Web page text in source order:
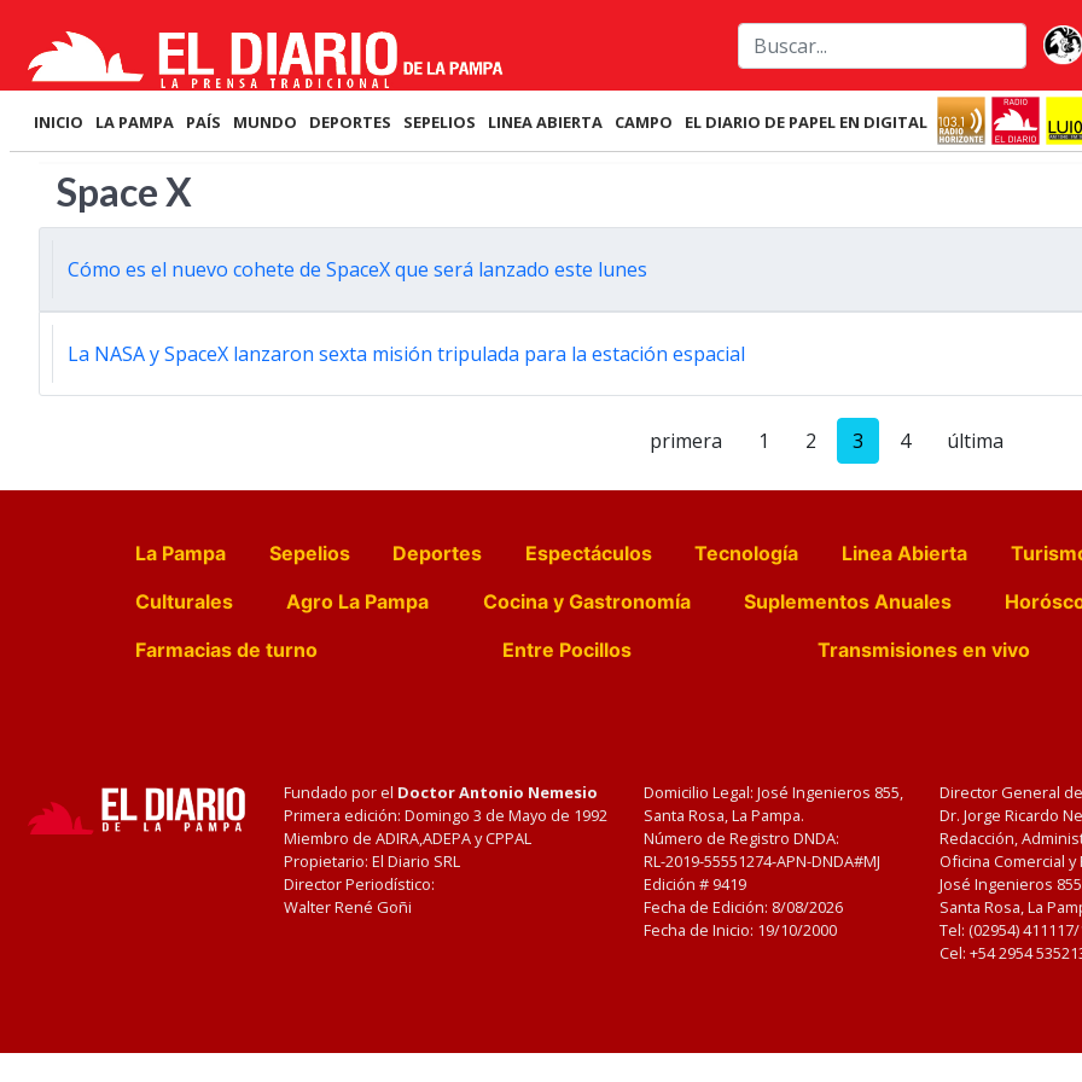
INICIO LA PAMPA PAÍS MUNDO DEPORTES SEPELIOS LINEA ABIERTA CAMPO EL DIARIO DE PAPEL EN DIGITAL
Space X
Cómo es el nuevo cohete de SpaceX que será lanzado este lunes
La NASA y SpaceX lanzaron sexta misión tripulada para la estación espacial
primera 1 2 3 4 última
La Pampa Sepelios Deportes Espectáculos Tecnología Linea Abierta
Culturales
Agro La Pampa Cocina y Gastronomía Suplementos Anuales
Farmacias de turno
Entre Pocillos Transmisiones en vivo
Fundado por el Doctor Antonio Nemesio
Primera edición: Domingo 3 de Mayo de 1992
Miembro de ADIRA,ADEPA y CPPAL
Propietario: El Diario SRL
Director Periodístico:
Walter René Goñi
Domicilio Legal: José Ingenieros 855,
Santa Rosa, La Pampa.
Número de Registro DNDA:
RL-2019-55551274-APN-DNDA#MJ
Edición # 9419
Fecha de Edición: 8/08/2026
Fecha de Inicio: 19/10/2000
Director General
Dr. Jorge Ricardo
Redacción,
Oficina Comercial
José Ingenieros
Santa Rosa, La
Tel: (02954)
Cel: +54 2954